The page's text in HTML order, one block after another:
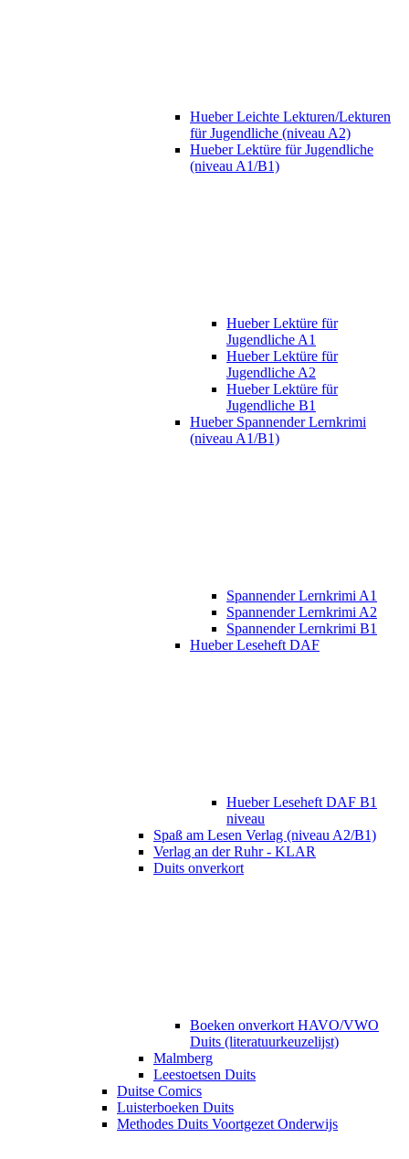
Hueber Leichte Lekturen/Lekturen
für Jugendliche (niveau A2)
Hueber Lektüre für Jugendliche
(niveau A1/B1)
Hueber Lektüre für
Jugendliche A1
Hueber Lektüre für
Jugendliche A2
Hueber Lektüre für
Jugendliche B1
Hueber Spannender Lernkrimi
(niveau A1/B1)
Spannender Lernkrimi A1
Spannender Lernkrimi A2
Spannender Lernkrimi B1
Hueber Leseheft DAF
Hueber Leseheft DAF B1
niveau
Spaß am Lesen Verlag (niveau A2/B1)
Verlag an der Ruhr - KLAR
Duits onverkort
Boeken onverkort HAVO/VWO
Duits (literatuurkeuzelijst)
Malmberg
Leestoetsen Duits
Duitse Comics
Luisterboeken Duits
Methodes Duits Voortgezet Onderwijs